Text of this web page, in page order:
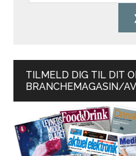
TILMELD DIG TIL DIT
BRANCHEMAGASIN/